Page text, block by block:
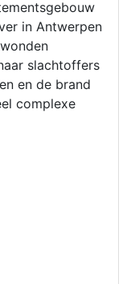
in Antwerpen
slachtoffers
en de brand
complexe